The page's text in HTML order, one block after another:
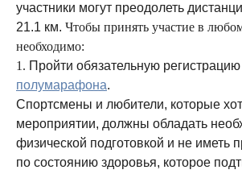
участники могут преодолеть
21.1 км. Чтобы принять участие в
необходимо:
1. Пройти обязательную
полумарафона.
Спортсмены и любители, которые
мероприятии, должны обладать
физической подготовкой и не иметь
по состоянию здоровья, которое